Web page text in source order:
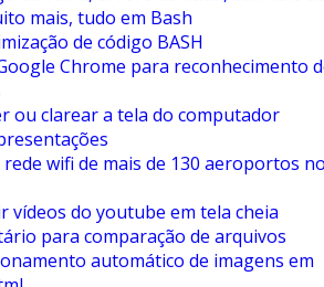
mais, tudo em Bash
de código BASH
Chrome para reconhecimento
ou clarear a tela do computador
rede wifi de mais de 130 aeroportos
vídeos do youtube em tela cheia
para comparação de arquivos
automático de imagens em